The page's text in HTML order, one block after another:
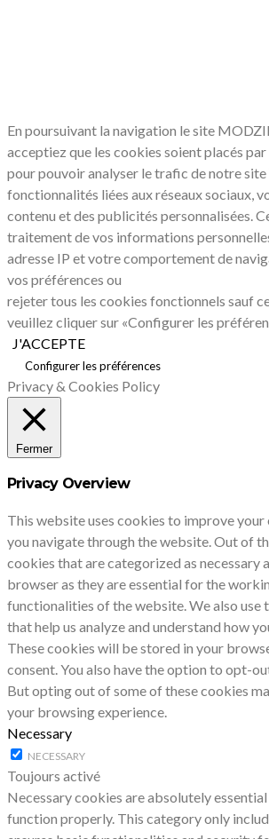
En poursuivant la navigation le site
acceptiez que les cookies soient placés
pour pouvoir analyser le trafic de notre
fonctionnalités liées aux réseaux sociaux,
contenu et des publicités personnalisées.
traitement de vos informations
adresse IP et votre comportement de
vos préférences ou
rejeter tous les cookies fonctionnels sauf
veuillez cliquer sur «Configurer les
J'ACCEPTE
Configurer les préférences
Privacy & Cookies Policy
Fermer
Privacy Overview
This website uses cookies to improve your
you navigate through the website. Out of
cookies that are categorized as necessary
browser as they are essential for the
functionalities of the website. We also
that help us analyze and understand how
These cookies will be stored in your
consent. You also have the option to opt-
But opting out of some of these cookies
your browsing experience.
Necessary
NECESSARY
Toujours activé
Necessary cookies are absolutely
function properly. This category only